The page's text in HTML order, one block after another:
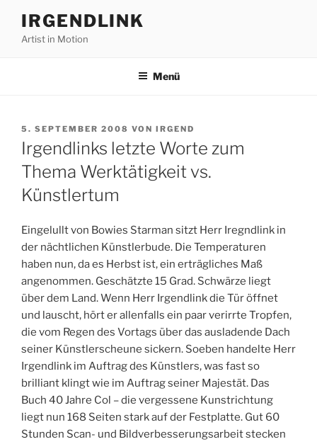
Inhalt
springen
IRGENDLINK
Artist in Motion
Menü
VERÖFFENTLICHT
AM
5. SEPTEMBER 2008 VON IRGEND
Irgendlinks letzte Worte zum
Thema Werktätigkeit vs.
Künstlertum
Eingelullt von Bowies Starman sitzt Herr Iregndlink in
der nächtlichen Künstlerbude. Die Temperaturen
haben nun, da es Herbst ist, ein erträgliches Maß
angenommen. Geschätzte 15 Grad. Schwärze liegt
über dem Land. Wenn Herr Irgendlink die Tür öffnet
und lauscht, hört er allenfalls ein paar verirrte Tropfen,
die vom Regen des Vortags über das ausladende Dach
seiner Künstlerscheune sickern. Soeben handelte Herr
Irgendlink im Auftrag des Künstlers, was fast so
brilliant klingt wie im Auftrag seiner Majestät. Das
Buch 40 Jahre Col – die vergessene Kunstrichtung
liegt nun 168 Seiten stark auf der Festplatte. Gut 60
Stunden Scan- und Bildverbesserungsarbeit stecken